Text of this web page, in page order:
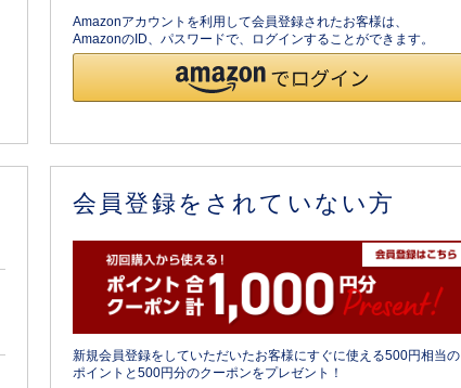
Amazonアカウントを利用して会員登録されたお客様は、
AmazonのID、パスワードで、ログインすることができます。
会員登録をされていない方
新規会員登録をしていただいたお客様にすぐに使える500円相当の
ポイントと500円分のクーポンをプレゼント！